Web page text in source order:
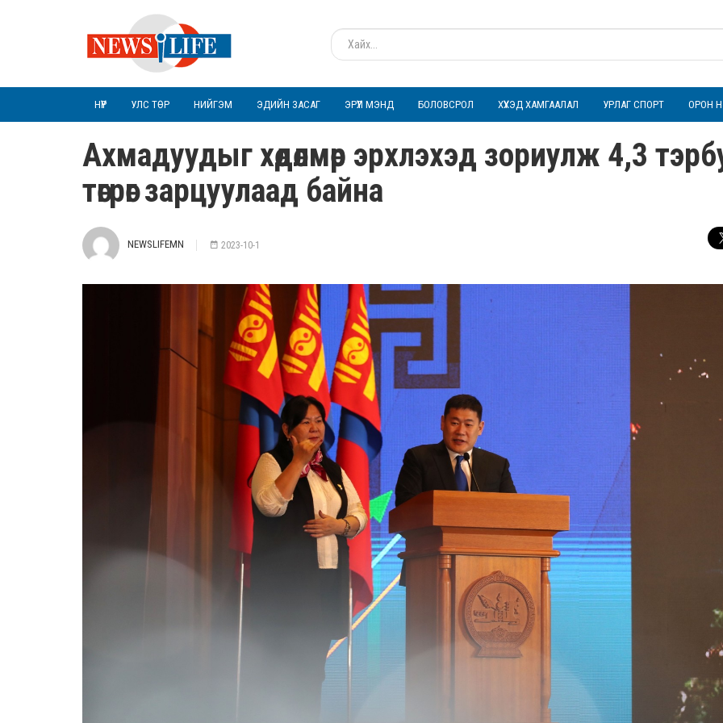
НҮҮР УЛС ТӨР НИЙГЭМ ЭДИЙН ЗАСАГ ЭРҮҮЛ МЭНД БОЛОВСРОЛ ХҮҮХЭД ХАМГААЛАЛ УРЛАГ СПОРТ ОРОН
Ахмадуудыг хөдөлмөр эрхлэхэд зориулж 4,3
төгрөг зарцуулаад байна
NEWSLIFEMN 2023-10-1